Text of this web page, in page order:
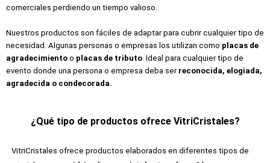
comerciales perdiendo un tiempo valioso.
Nuestros productos son fáciles de adaptar para cubrir cualquier tipo de
necesidad. Algunas personas o empresas los utilizan como placas de
agradecimiento o placas de tributo. Ideal para cualquier tipo de
evento donde una persona o empresa deba ser reconocida, elogiada,
agradecida o condecorada.
¿Qué tipo de productos ofrece VitriCristales?
VitriCristales ofrece productos elaborados en diferentes tipos de